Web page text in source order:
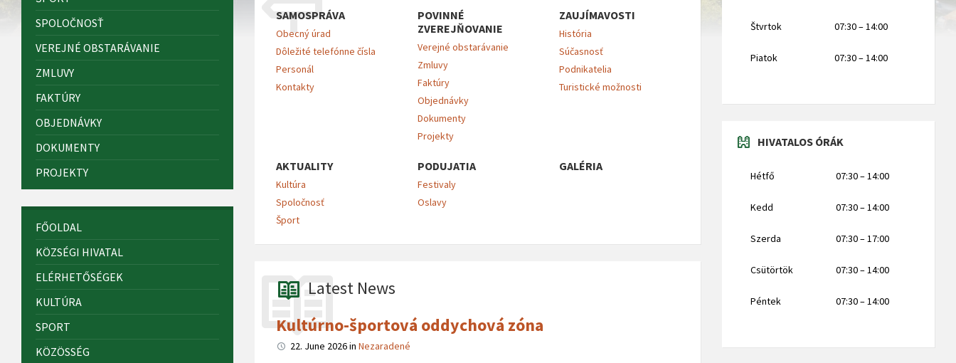
SAMOSPRÁVA
Obecný úrad
Dôležité telefónne čísla
Personál
Kontakty
POVINNÉ
ZVEREJŇOVANIE
Verejné obstarávanie
Zmluvy
Faktúry
Objednávky
Dokumenty
Projekty
ZAUJÍMAVOSTI
História
Súčasnosť
Podnikatelia
Turistické možnosti
AKTUALITY
Kultúra
Spoločnosť
Šport
PODUJATIA
Festivaly
Oslavy
GALÉRIA
Latest News
Kultúrno-športová oddychová zóna
22. June 2026inNezaradené
SPOLOČNOSŤ
VEREJNÉ OBSTARÁVANIE
ZMLUVY
FAKTÚRY
OBJEDNÁVKY
DOKUMENTY
PROJEKTY
FŐOLDAL
KÖZSÉGI HIVATAL
ELÉRHETŐSÉGEK
KULTÚRA
SPORT
KÖZÖSSÉG
Štvrtok 07:30 – 14:00
Piatok 07:30 – 14:00
HIVATALOS ÓRÁK
Hétfő 07:30 – 14:00
Kedd 07:30 – 14:00
Szerda 07:30 – 17:00
Csütörtök 07:30 – 14:00
Péntek 07:30 – 14:00